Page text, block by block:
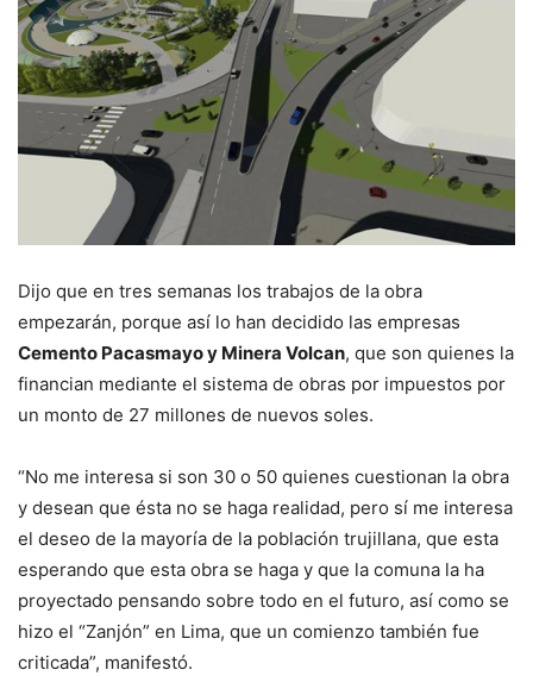
Dijo que en tres semanas los trabajos de la obra
empezarán, porque así lo han decidido las empresas
Cemento Pacasmayo y Minera Volcan, que son quienes la
financian mediante el sistema de obras por impuestos por
un monto de 27 millones de nuevos soles.
“No me interesa si son 30 o 50 quienes cuestionan la obra
y desean que ésta no se haga realidad, pero sí me interesa
el deseo de la mayoría de la población trujillana, que esta
esperando que esta obra se haga y que la comuna la ha
proyectado pensando sobre todo en el futuro, así como se
hizo el “Zanjón” en Lima, que un comienzo también fue
criticada”, manifestó.